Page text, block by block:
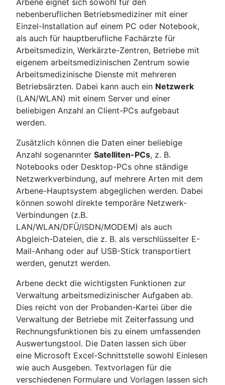
Arbene eignet sich sowohl für den
nebenberuflichen Betriebsmediziner mit einer
Einzel-Installation auf einem PC oder Notebook,
als auch für hauptberufliche Fachärzte für
Arbeitsmedizin, Werkärzte-Zentren, Betriebe mit
eigenem arbeitsmedizinischen Zentrum sowie
Arbeitsmedizinische Dienste mit mehreren
Betriebsärzten. Dabei kann auch ein Netzwerk
(LAN/WLAN) mit einem Server und einer
beliebigen Anzahl an Client-PCs aufgebaut
werden.
Zusätzlich können die Daten einer beliebige
Anzahl sogenannter Satelliten-PCs, z. B.
Notebooks oder Desktop-PCs ohne ständige
Netzwerkverbindung, auf mehrere Arten mit dem
Arbene-Hauptsystem abgeglichen werden. Dabei
können sowohl direkte temporäre Netzwerk-
Verbindungen (z.B.
LAN/WLAN/DFÜ/ISDN/MODEM) als auch
Abgleich-Dateien, die z. B. als verschlüsselter E-
Mail-Anhang oder auf USB-Stick transportiert
werden, genutzt werden.
Arbene deckt die wichtigsten Funktionen zur
Verwaltung arbeitsmedizinischer Aufgaben ab.
Dies reicht von der Probanden-Kartei über die
Verwaltung der Betriebe mit Zeiterfassung und
Rechnungsfunktionen bis zu einem umfassenden
Auswertungstool. Die Daten lassen sich über
eine Microsoft Excel-Schnittstelle sowohl Einlesen
wie auch Ausgeben. Textvorlagen für die
verschiedenen Formulare und Vorlagen lassen sich